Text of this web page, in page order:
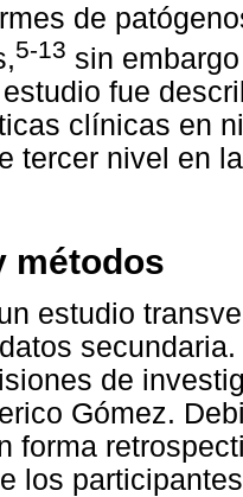
de
5-13 sin
fue
clínicas en
tercer nivel en
métodos
estudio
de
Gómez.
forma
los